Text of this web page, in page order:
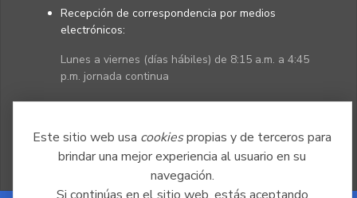
Este sitio web usa cookiespropias y de terceros para
brindar una mejor experiencia al usuario en su
navegación.
Recepción de correspondencia por medios
electrónicos:
Lunes a viernes (días hábiles) de 8:15 a.m. a 4:45
p.m. jornada continua